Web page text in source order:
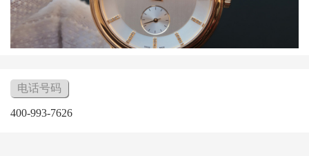
电话号码
400-993-7626